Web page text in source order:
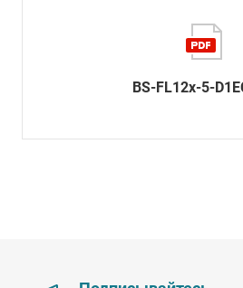
BS-FL12x-5-